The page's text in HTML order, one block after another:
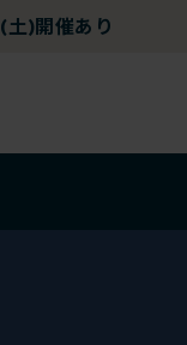
(土)開催あり